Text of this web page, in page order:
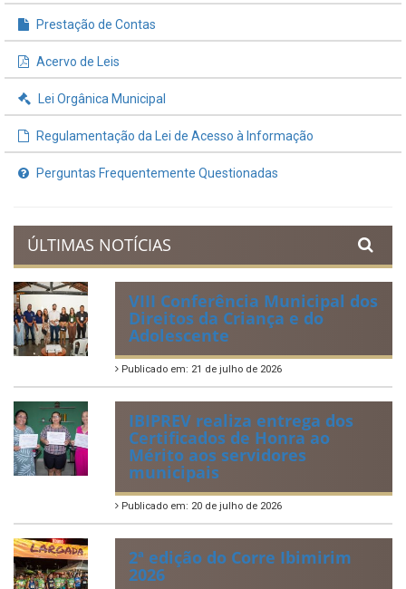
Prestação de Contas
Acervo de Leis
Lei Orgânica Municipal
Regulamentação da Lei de Acesso à Informação
Perguntas Frequentemente Questionadas
ÚLTIMAS NOTÍCIAS
VIII Conferência Municipal dos
Direitos da Criança e do
Adolescente
Publicado em: 21 de julho de 2026
IBIPREV realiza entrega dos
Certificados de Honra ao
Mérito aos servidores
municipais
Publicado em: 20 de julho de 2026
2ª edição do Corre Ibimirim
2026